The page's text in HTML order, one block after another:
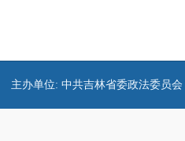
主办单位: 中共吉林省委政法委员会